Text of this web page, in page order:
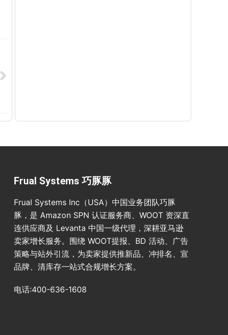
Frual Systems 巧豚豚
Frual Systems Inc（USA）中国业务团队巧豚
豚，是 Amazon SPN 认证服务商、WOOT 资深直
连供应商及 Levanta 中国一级代理，深耕亚马逊
卖家增长服务。围绕 WOOT提报、BD 活动、广告
策略与站外引流，为卖家提供推新品、冲排名、宣
品牌、清库存一站式合规增长方案。
电话:400-636-1608